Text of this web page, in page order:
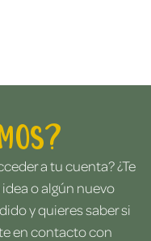
a tu cuenta? ¿Te
o algún nuevo
y quieres saber si
en contacto con